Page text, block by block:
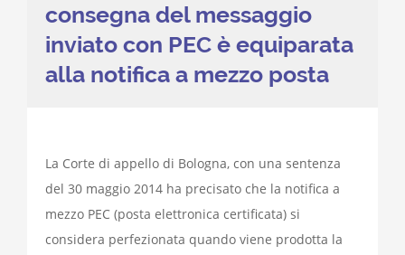
consegna del messaggio
inviato con PEC è equiparata
alla notifica a mezzo posta
La Corte di appello di Bologna, con una sentenza
del 30 maggio 2014 ha precisato che la notifica a
mezzo PEC (posta elettronica certificata) si
considera perfezionata quando viene prodotta la